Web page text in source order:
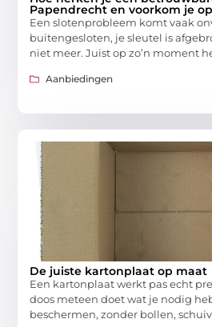
Papendrecht en voorkom je
Een slotenprobleem komt vaak
buitengesloten, je sleutel is
niet meer. Juist op zo’n moment
Aanbiedingen
De juiste kartonplaat op maat
Een kartonplaat werkt pas echt
doos meteen doet wat je nodig
beschermen, zonder bollen,